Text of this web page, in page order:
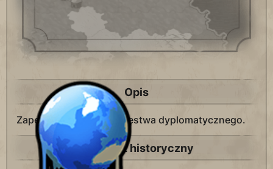
Opis
Zapewnia 1 punkt zwycięstwa dyplomatycznego.
Kontekst historyczny